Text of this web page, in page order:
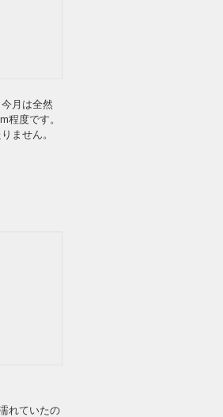
月は全然
程度です。
ません。
れていたの